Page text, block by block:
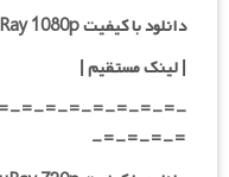
دانلود با کیفیت BluRay 1080p ریلیز F2M
|لینک مستقیم|
=-=-=-=-=-=-=-
=-=-=-=-